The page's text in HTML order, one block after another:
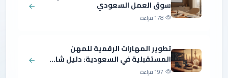
سوق العمل السعودي
178 قراءة
تطوير المهارات الرقمية للمهن
المستقبلية في السعودية: دليل شا...
197 قراءة